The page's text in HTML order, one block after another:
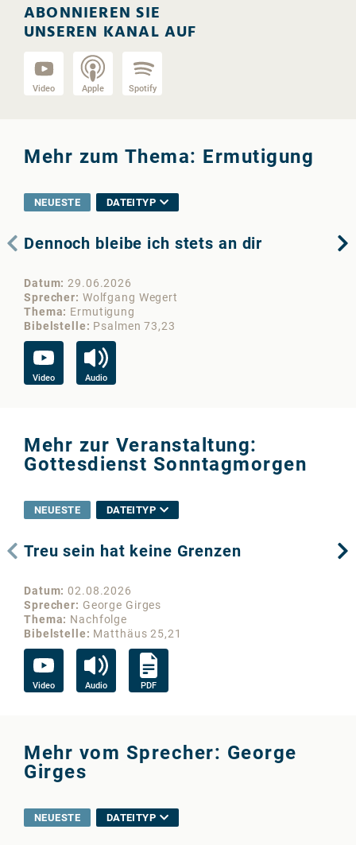
ABONNIEREN SIE
UNSEREN KANAL AUF
Video Apple Spotify
Mehr zum Thema: Ermutigung
NEUESTE DATEITYP
Dennoch bleibe ich stets an dir
Datum 29.06.2026
Sprecher
Wolfgang Wegert
Thema
Ermutigung
Bibelstelle
Psalmen 73,23
Video Audio
Mehr zur Veranstaltung:
Gottesdienst Sonntagmorgen
NEUESTE DATEITYP
Treu sein hat keine Grenzen
Datum 02.08.2026
Sprecher
George Girges
Thema
Nachfolge
Bibelstelle
Matthäus 25,21
Video Audio PDF
Mehr vom Sprecher: George
Girges
NEUESTE DATEITYP